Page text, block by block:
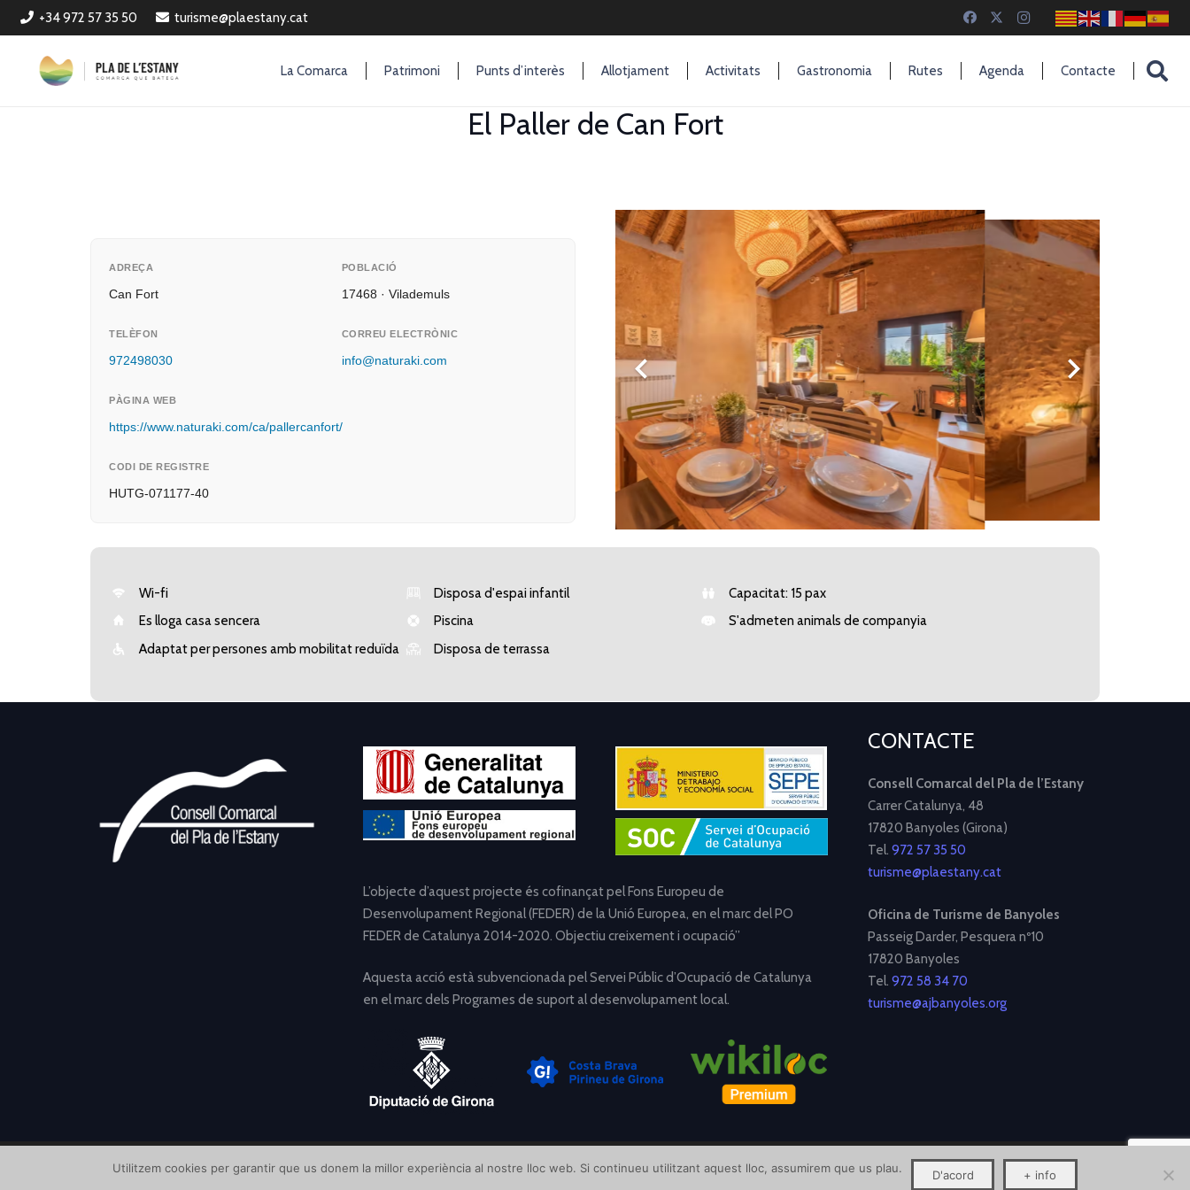
+34 972 57 35 50 turisme@plaestany.cat
La Comarca Patrimoni Punts d’interès Allotjament Activitats Gastronomia Rutes Agenda Contacte
El Paller de Can Fort
ADREÇA
Can Fort
POBLACIÓ
17468 · Vilademuls
TELÈFON
972498030
CORREU ELECTRÒNIC
info@naturaki.com
PÀGINA WEB
https://www.naturaki.com/ca/pallercanfort/
CODI DE REGISTRE
HUTG-071177-40
Wi-fi Disposa d'espai infantil
Capacitat: 15 pax
Es lloga casa sencera
Piscina
S'admeten animals de companyia
Adaptat per persones amb mobilitat reduïda
Disposa de terrassa
L’objecte d’aquest projecte és cofinançat pel Fons Europeu de
Desenvolupament Regional (FEDER) de la Unió Europea, en el marc del PO
FEDER de Catalunya 2014-2020. Objectiu creixement i ocupació”
Aquesta acció està subvencionada pel Servei Públic d’Ocupació de Catalunya
en el marc dels Programes de suport al desenvolupament local.
CONTACTE
Consell Comarcal del Pla de l’Estany
Carrer Catalunya, 48
17820 Banyoles (Girona)
Tel. 972 57 35 50
turisme@plaestany.cat
Oficina de Turisme de Banyoles
Passeig Darder, Pesquera nº10
17820 Banyoles
Tel. 972 58 34 70
turisme@ajbanyoles.org
Utilitzem cookies per garantir que us donem la millor experiència al nostre lloc web. Si continueu utilitzant aquest lloc, assumirem que us plau. D'acord + info